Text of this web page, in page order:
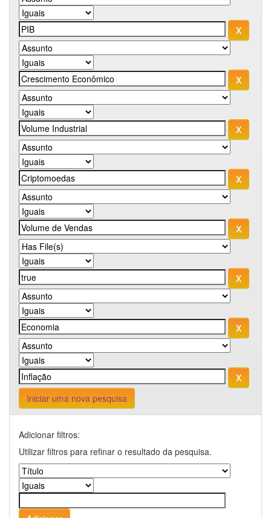
Iniciar uma nova pesquisa
Adicionar filtros:
Utilizar filtros para refinar o resultado da pesquisa.